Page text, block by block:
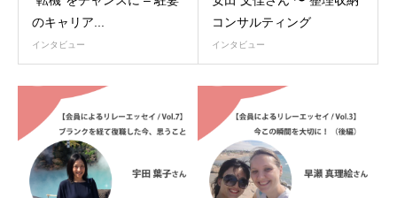
のキャリア...
インタビュー
コンサルティング
インタビュー